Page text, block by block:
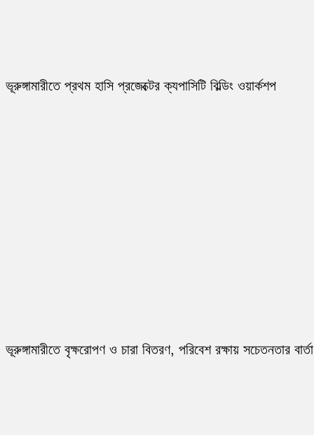
ভূরুঙ্গামারীতে প্রথম হাসি প্রজেক্টের ক্যপাসিটি বিল্ডিং ওয়ার্কশপ
ভূরুঙ্গামারীতে বৃক্ষরোপণ ও চারা বিতরণ, পরিবেশ রক্ষায় সচেতনতার বার্তা